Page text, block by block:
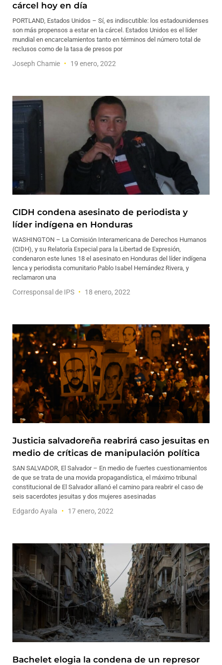
cárcel hoy en día
PORTLAND, Estados Unidos – Sí, es indiscutible: los estadounidenses
son más propensos a estar en la cárcel. Estados Unidos es el líder
mundial en encarcelamientos tanto en términos del número total de
reclusos como de la tasa de presos por
Joseph Chamie 19 enero, 2022
CIDH condena asesinato de periodista y
líder indígena en Honduras
WASHINGTON – La Comisión Interamericana de Derechos Humanos
(CIDH), y su Relatoría Especial para la Libertad de Expresión,
condenaron este lunes 18 el asesinato en Honduras del líder indígena
lenca y periodista comunitario Pablo Isabel Hernández Rivera, y
reclamaron una
Corresponsal de IPS 18 enero, 2022
Justicia salvadoreña reabrirá caso jesuitas en
medio de críticas de manipulación política
SAN SALVADOR, El Salvador – En medio de fuertes cuestionamientos
de que se trata de una movida propagandística, el máximo tribunal
constitucional de El Salvador allanó el camino para reabrir el caso de
seis sacerdotes jesuitas y dos mujeres asesinadas
Edgardo Ayala 17 enero, 2022
Bachelet elogia la condena de un represor